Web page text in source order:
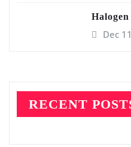
Dec
RECENT